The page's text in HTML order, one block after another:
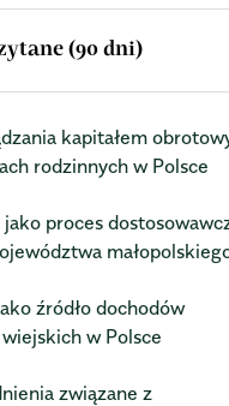
(90 dni)
kapitałem
rodzinnych w Polsce
proces
źródło dochodów
w Polsce
związane z